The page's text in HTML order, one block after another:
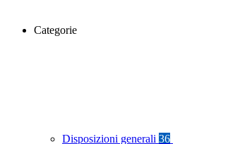
Categorie
Disposizioni generali 36